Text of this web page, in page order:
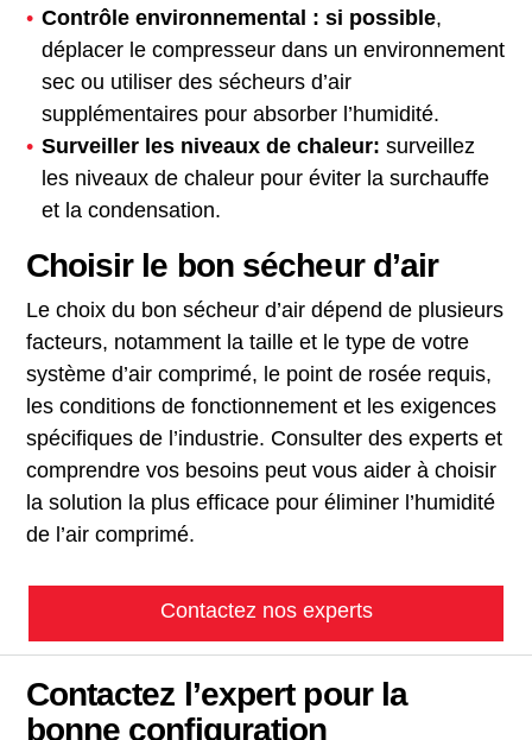
Contrôle environnemental : si possible,
déplacer le compresseur dans un environnement
sec ou utiliser des sécheurs d’air
supplémentaires pour absorber l’humidité.
Surveiller les niveaux de chaleur: surveillez
les niveaux de chaleur pour éviter la surchauffe
et la condensation.
Choisir le bon sécheur d’air
Le choix du bon sécheur d’air dépend de plusieurs
facteurs, notamment la taille et le type de votre
système d’air comprimé, le point de rosée requis,
les conditions de fonctionnement et les exigences
spécifiques de l’industrie. Consulter des experts et
comprendre vos besoins peut vous aider à choisir
la solution la plus efficace pour éliminer l’humidité
de l’air comprimé.
Contactez nos experts
Contactez l’expert pour la
bonne configuration